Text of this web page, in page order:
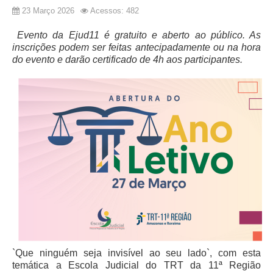
23 Março 2026 Acessos: 482
Evento da Ejud11 é gratuito e aberto ao público. As
inscrições podem ser feitas antecipadamente ou na hora
do evento e darão certificado de 4h aos participantes.
`Que ninguém seja invisível ao seu lado`, com esta
temática a Escola Judicial do TRT da 11ª Região